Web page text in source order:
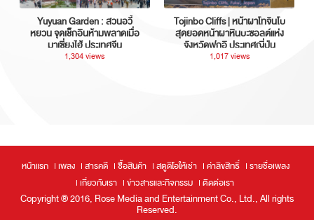
Yuyuan Garden : สวนอวี้
หยวน จุดเช็กอินห้ามพลาดเมื่อ
มาเซี่ยงไฮ้ ประเทศจีน
1,304 views
Tojinbo Cliffs | หน้าผาโทจินโบ
สุดยอดหน้าผาหินบะซอลต์แห่ง
จังหวัดฟุกุอิ ประเทศญี่ปุ่น
1,017 views
หน้าแรก เพลง สารคดี ซื้อสินค้า สตูดิโอให้เช่า ค่าลิขสิทธิ์
รายชื่อเพลง
เกี่ยวกับเรา
ข่าวสารและกิจกรรม ติดต่อเรา
Copyright ® 2016, Rose Media and Entertainment Co., Ltd., All rights
Reserved.